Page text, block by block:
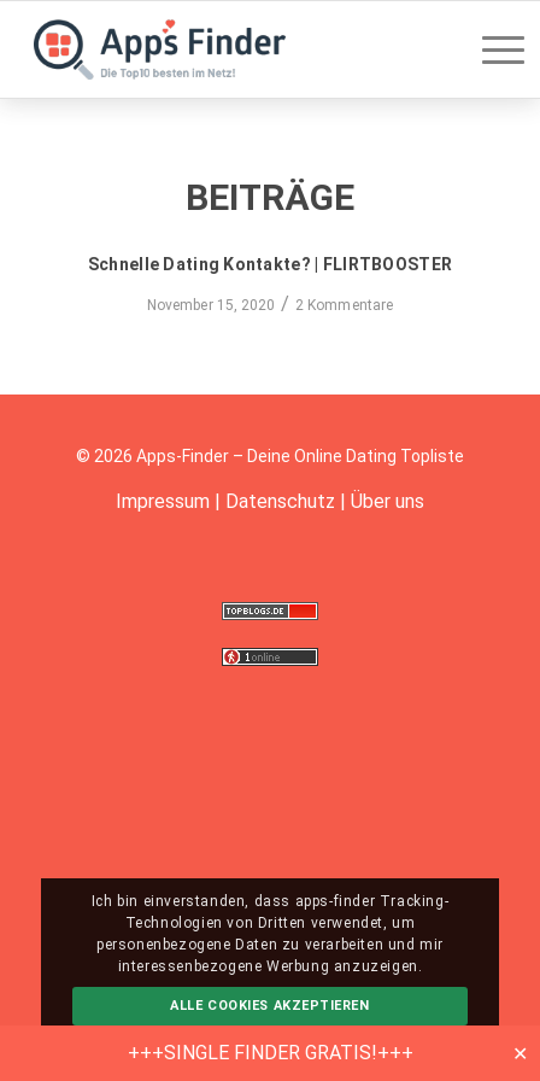
+++SINGLE FINDER GRATIS!+++ ✕
BEITRÄGE
Schnelle Dating Kontakte? | FLIRTBOOSTER
November 15, 2020 / 2 Kommentare
© 2026 Apps-Finder – Deine Online Dating Topliste
Impressum | Datenschutz | Über uns
Ich bin einverstanden, dass apps-finder Tracking-
Technologien von Dritten verwendet, um
personenbezogene Daten zu verarbeiten und mir
interessenbezogene Werbung anzuzeigen.
ALLE COOKIES AKZEPTIEREN
ABLEHNEN MEHR INFO